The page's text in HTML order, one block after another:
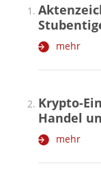
mehr
Krypto-
Handel
mehr